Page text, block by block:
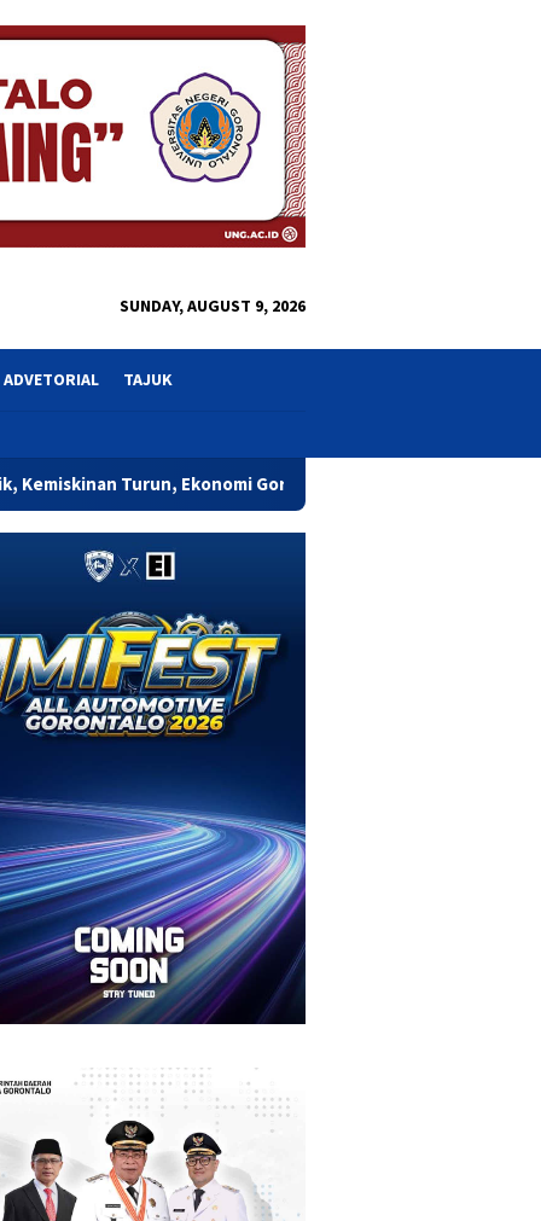
SUNDAY, AUGUST 9, 2026
ADVETORIAL TAJUK
Gorontalo Mulai Rasakan Dampak Program Gusnar-Idah